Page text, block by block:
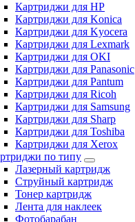
Картриджи для HP
Картриджи для Konica
Картриджи для Kyocera
Картриджи для Lexmark
Картриджи для OKI
Картриджи для Panasonic
Картриджи для Pantum
Картриджи для Ricoh
Картриджи для Samsung
Картриджи для Sharp
Картриджи для Toshiba
Картриджи для Xerox
по типу
Лазерный картридж
Струйный картридж
Тонер картридж
Лента для наклеек
Фотобарабан